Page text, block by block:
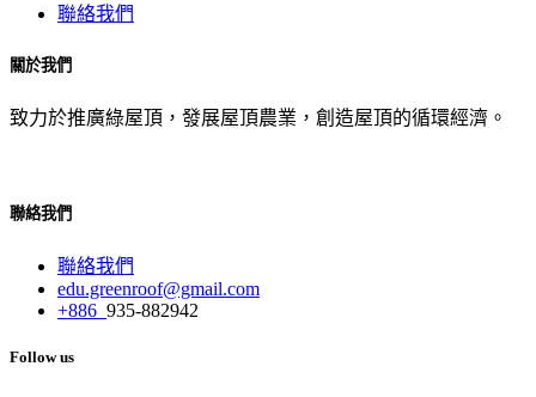
聯絡我們
關於我們
致力於推廣綠屋頂，發展屋頂農業，創造屋頂的循環經濟。
聯絡我們
聯絡我們
edu.greenroof@gmail.com
+886 935-882942
Follow us